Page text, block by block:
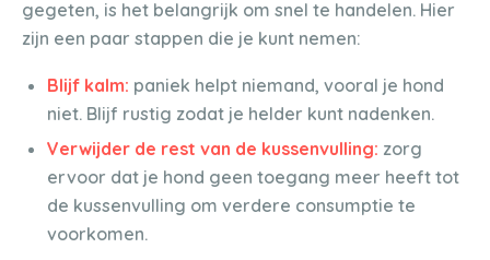
gegeten, is het belangrijk om snel te handelen. Hier
zijn een paar stappen die je kunt nemen:
Blijf kalm: paniek helpt niemand, vooral je hond
niet. Blijf rustig zodat je helder kunt nadenken.
Verwijder de rest van de kussenvulling: zorg
ervoor dat je hond geen toegang meer heeft tot
de kussenvulling om verdere consumptie te
voorkomen.